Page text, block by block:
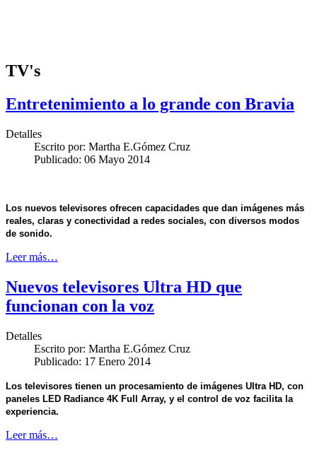
TV's
Entretenimiento a lo grande con Bravia
Detalles
Escrito por: Martha E.Gómez Cruz
Publicado: 06 Mayo 2014
Los nuevos televisores ofrecen capacidades que dan imágenes más
reales, claras y conectividad a redes sociales, con diversos modos
de sonido.
Leer más…
Nuevos televisores Ultra HD que
funcionan con la voz
Detalles
Escrito por: Martha E.Gómez Cruz
Publicado: 17 Enero 2014
Los televisores tienen un procesamiento de imágenes Ultra HD, con
paneles LED Radiance 4K Full Array, y el control de voz facilita la
experiencia.
Leer más…